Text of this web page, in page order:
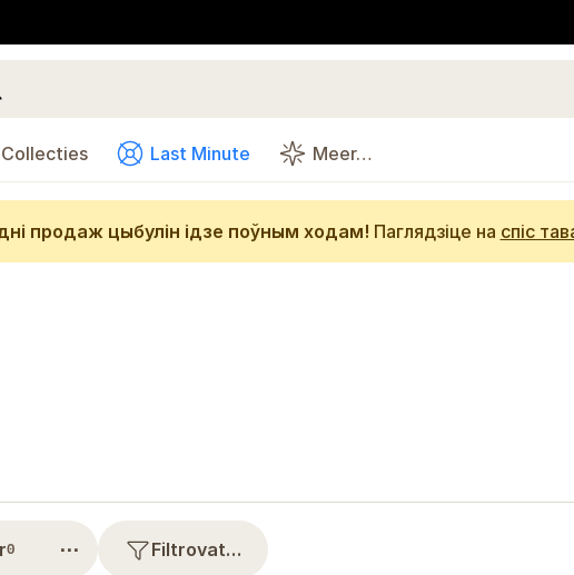
Collecties Last Minute Meer…
продаж цыбулін ідзе поўным ходам! Паглядзіце на спіс
0 ⋯ Filtrovat…